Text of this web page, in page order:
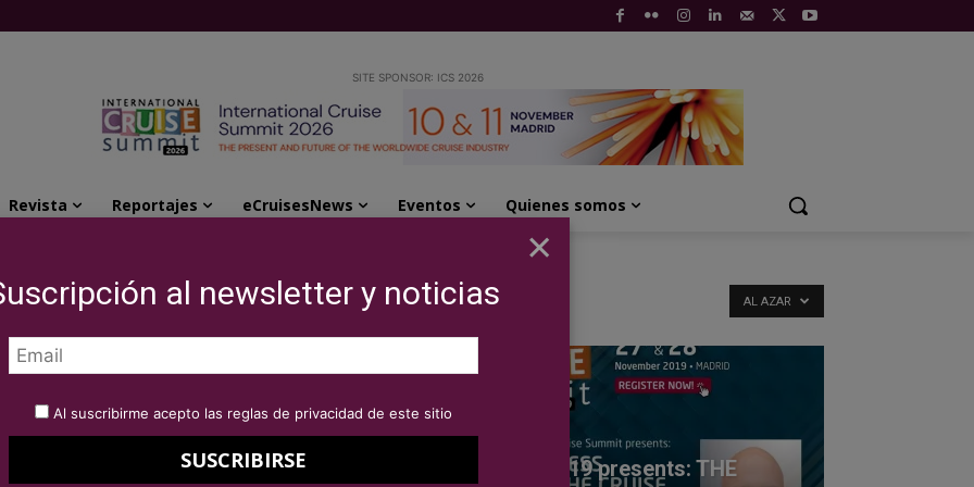
SITE SPONSOR: ICS 2026
Revista Reportajes eCruisesNews Eventos Quienes somos
AL AZAR
ARTÍCULOS
Shore power: ¿Pueden parar los
EVENTOS
The ICS 2019 presents: THE
×
al newsletter y noticias
Al suscribirme acepto las reglas de privacidad de este sitio